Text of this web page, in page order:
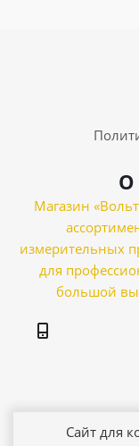
О
Магазин
измерительных
для
большой
Сайт для